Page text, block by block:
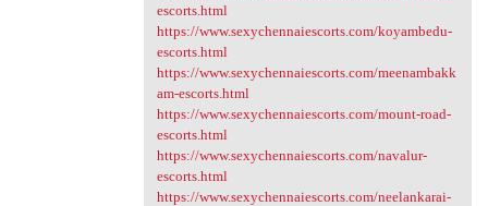
escorts.html
https://www.sexychennaiescorts.com/koyambedu-
escorts.html
https://www.sexychennaiescorts.com/meenambakk
am-escorts.html
https://www.sexychennaiescorts.com/mount-road-
escorts.html
https://www.sexychennaiescorts.com/navalur-
escorts.html
https://www.sexychennaiescorts.com/neelankarai-